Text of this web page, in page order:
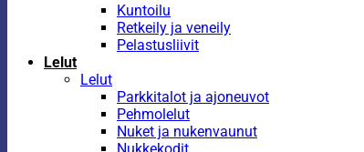
Kuntoilu
Retkeily ja veneily
Pelastusliivit
Lelut
Lelut
Parkkitalot ja ajoneuvot
Pehmolelut
Nuket ja nukenvaunut